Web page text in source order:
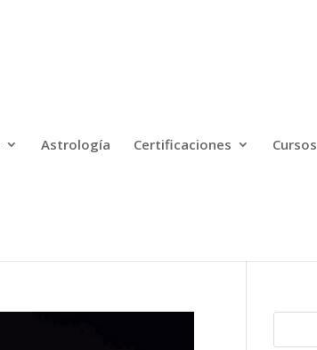
Astrología Certificaciones Cursos